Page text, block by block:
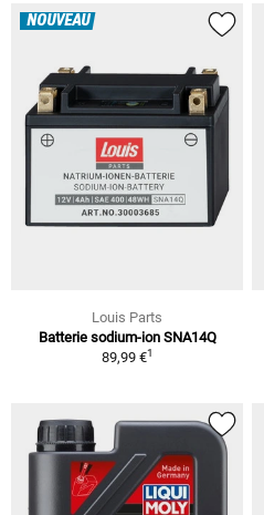
NOUVEAU
Louis Parts
Batterie sodium-ion SNA14Q
89,99 €1